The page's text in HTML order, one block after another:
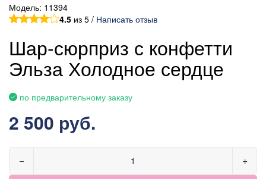
Модель: 11394
4.5 из 5 / Написать отзыв
Шар-сюрприз с конфетти
Эльза Холодное сердце
по предварительному заказу
2 500 руб.
− +